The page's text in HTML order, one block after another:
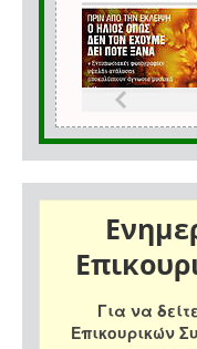
Για να
Επικουρικών